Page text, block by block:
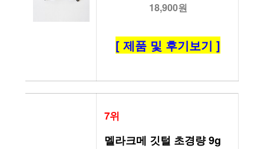
18,900원
[ 제품 및 후기보기 ]
7위
멜라크메 깃털 초경량 9g